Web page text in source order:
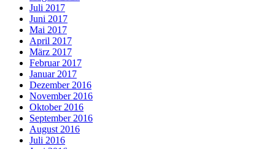
Juli 2017
Juni 2017
Mai 2017
April 2017
März 2017
Februar 2017
Januar 2017
Dezember 2016
November 2016
Oktober 2016
September 2016
August 2016
Juli 2016